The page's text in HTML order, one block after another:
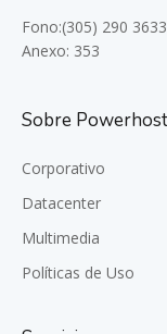
Fono:(305) 290 3633
Anexo: 353
Sobre Powerhost
Corporativo
Datacenter
Multimedia
Políticas de Uso